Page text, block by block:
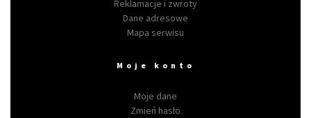
Reklamacje i zwroty
Dane adresowe
Mapa serwisu
Moje konto
Moje dane
Zmień hasło